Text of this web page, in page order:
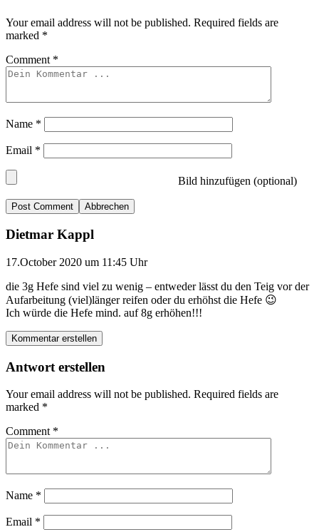
Your email address will not be published. Required fields are
marked *
Comment *
Name *
Email *
Bild hinzufügen (optional)
Abbrechen
Dietmar Kappl
17.October 2020 um 11:45 Uhr
die 3g Hefe sind viel zu wenig – entweder lässt du den Teig vor der
Aufarbeitung (viel)länger reifen oder du erhöhst die Hefe 😉
Ich würde die Hefe mind. auf 8g erhöhen!!!
Kommentar erstellen
Antwort erstellen
Your email address will not be published. Required fields are
marked *
Comment *
Name *
Email *